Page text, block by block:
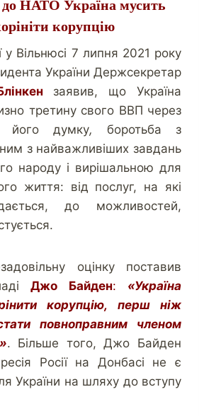
НАТО Україна мусить
корупцію
у Вільнюсі 7 липня 2021 року
України Держсекретар
заявив, що Україна
третину свого ВВП через
його думку, боротьба з
з найважливіших завдань
народу і вирішальною для
життя: від послуг, на які
до можливостей,
оцінку поставив
Джо Байден: «Україна
корупцію, перш ніж
повноправним членом
. Більше того, Джо Байден
Росії на Донбасі не є
України на шляху до вступу